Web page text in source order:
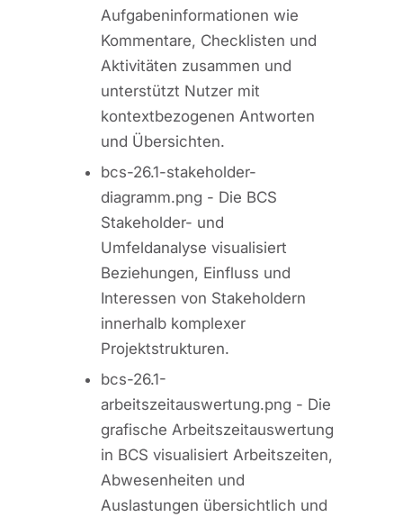
Aufgabeninformationen wie
Kommentare, Checklisten und
Aktivitäten zusammen und
unterstützt Nutzer mit
kontextbezogenen Antworten
und Übersichten.
bcs-26.1-stakeholder-
diagramm.png - Die BCS
Stakeholder- und
Umfeldanalyse visualisiert
Beziehungen, Einfluss und
Interessen von Stakeholdern
innerhalb komplexer
Projektstrukturen.
bcs-26.1-
arbeitszeitauswertung.png - Die
grafische Arbeitszeitauswertung
in BCS visualisiert Arbeitszeiten,
Abwesenheiten und
Auslastungen übersichtlich und